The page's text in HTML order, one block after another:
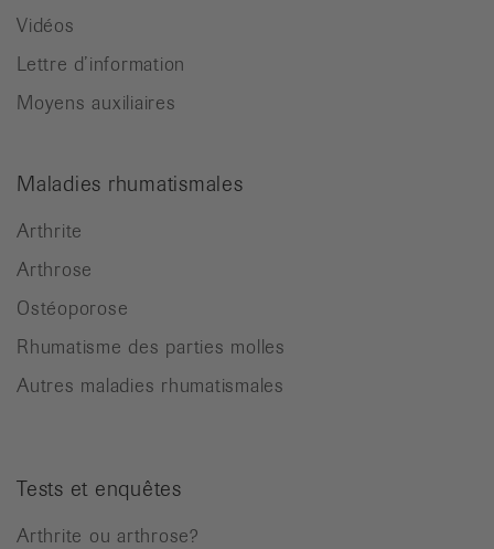
Vidéos
Lettre d’information
Moyens auxiliaires
Maladies rhumatismales
Arthrite
Arthrose
Ostéoporose
Rhumatisme des parties molles
Autres maladies rhumatismales
Tests et enquêtes
Arthrite ou arthrose?